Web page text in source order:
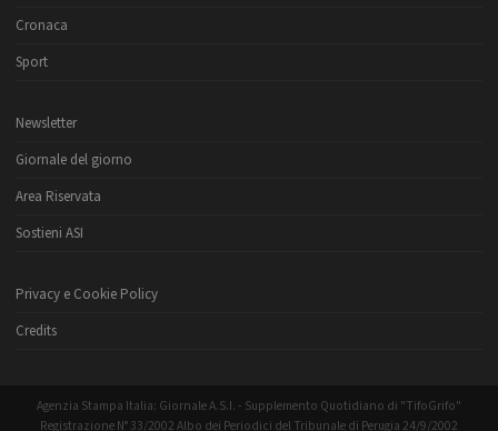
Cronaca
Sport
Newsletter
Giornale del giorno
Area Riservata
Sostieni ASI
Privacy e Cookie Policy
Credits
Agenzia Stampa Italia: Giornale A.S.I. - Supplemento Quotidiano di "TifoGrifo"
Registrazione N° 33/2002 Albo dei Periodici del Tribunale di Perugia 24/9/2002